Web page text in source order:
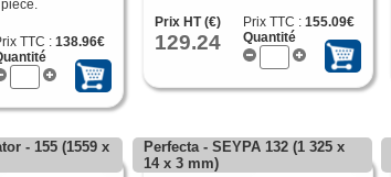
TTC :138.96€
Prix HT (€)
129.24
Prix TTC : 155.09€
Quantité
- 155 (1559 x
Perfecta - SEYPA 132 (1 325 x
14 x 3 mm)